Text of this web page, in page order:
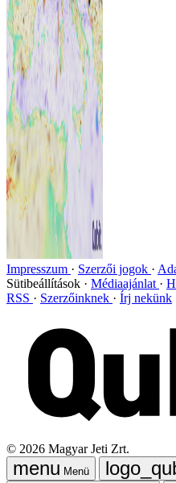
Impresszum Szerzői jogok
Sütibeállítások
Médiaajánlat
RSS
Szerzőinknek Írj nekünk
© 2026 Magyar Jeti Zrt.
Menü